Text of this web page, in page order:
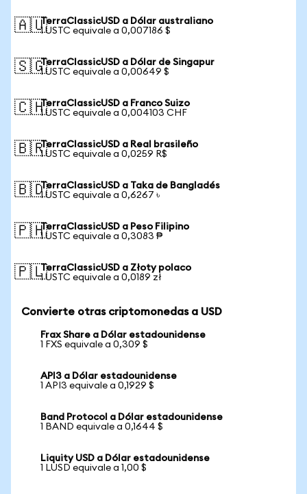
🇦🇺TerraClassicUSD a Dólar australiano
1 USTC equivale a 0,007186 $
🇸🇬TerraClassicUSD a Dólar de Singapur
1 USTC equivale a 0,00649 $
🇨🇭TerraClassicUSD a Franco Suizo
1 USTC equivale a 0,004103 CHF
🇧🇷TerraClassicUSD a Real brasileño
1 USTC equivale a 0,0259 R$
🇧🇩TerraClassicUSD a Taka de Bangladés
1 USTC equivale a 0,6267 ৳
🇵🇭TerraClassicUSD a Peso Filipino
1 USTC equivale a 0,3083 ₱
🇵🇱TerraClassicUSD a Złoty polaco
1 USTC equivale a 0,0189 zł
Convierte otras criptomonedas a USD
Frax Share a Dólar estadounidense
1 FXS equivale a 0,309 $
API3 a Dólar estadounidense
1 API3 equivale a 0,1929 $
Band Protocol a Dólar estadounidense
1 BAND equivale a 0,1644 $
Liquity USD a Dólar estadounidense
1 LUSD equivale a 1,00 $